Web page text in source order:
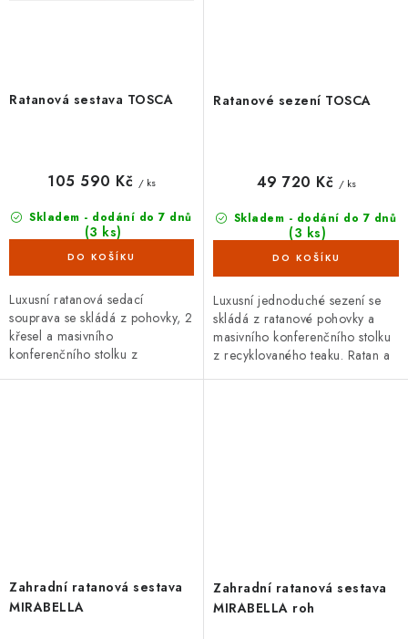
Ratanová sestava TOSCA
Skladem - dodání do 7 dnů
(3 ks)
105 590 Kč / ks
Luxusní ratanová sedací
souprava se skládá z pohovky, 2
křesel a masivního
konferenčního stolku z
Ratanové sezení TOSCA
Skladem - dodání do 7 dnů
(3 ks)
49 720 Kč / ks
Luxusní jednoduché sezení se
skládá z ratanové pohovky a
masivního konferenčního stolku
z recyklovaného teaku. Ratan a
Zahradní ratanová sestava
MIRABELLA
Zahradní ratanová sestava
MIRABELLA roh